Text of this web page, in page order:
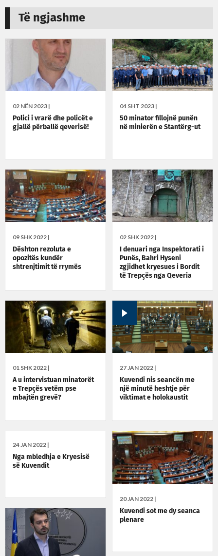
Të ngjashme
02 NËN 2023 |
Polici i vrarë dhe policët e
gjallë përballë qeverisë!
04 SHT 2023 |
50 minator fillojnë punën
në minierën e Stantërg-ut
09 SHK 2022 |
Dështon rezoluta e
opozitës kundër
shtrenjtimit të rrymës
02 SHK 2022 |
I denuari nga Inspektorati i
Punës, Bahri Hyseni
zgjidhet kryesues i Bordit
të Trepçës nga Qeveria
01 SHK 2022 |
A u intervistuan minatorët
e Trepçës vetëm pse
mbajtën grevë?
27 JAN 2022 |
Kuvendi nis seancën me
një minutë heshtje për
viktimat e holokaustit
24 JAN 2022 |
Nga mbledhja e Kryesisë
së Kuvendit
20 JAN 2022 |
Kuvendi sot me dy seanca
plenare